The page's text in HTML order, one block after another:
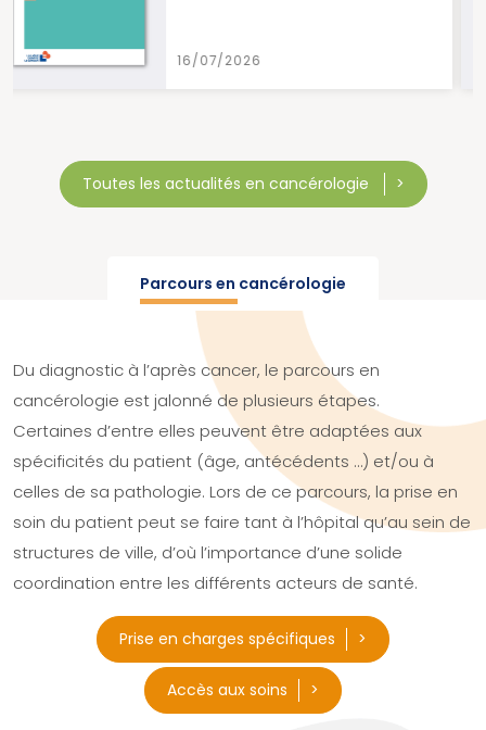
Toutes les actualités en cancérologie
Parcours en cancérologie
Du diagnostic à l’après cancer, le parcours en
cancérologie est jalonné de plusieurs étapes.
Certaines d’entre elles peuvent être adaptées aux
spécificités du patient (âge, antécédents …) et/ou à
celles de sa pathologie. Lors de ce parcours, la prise en
soin du patient peut se faire tant à l’hôpital qu’au sein de
structures de ville, d’où l’importance d’une solide
coordination entre les différents acteurs de santé.
Prise en charges spécifiques
Accès aux soins